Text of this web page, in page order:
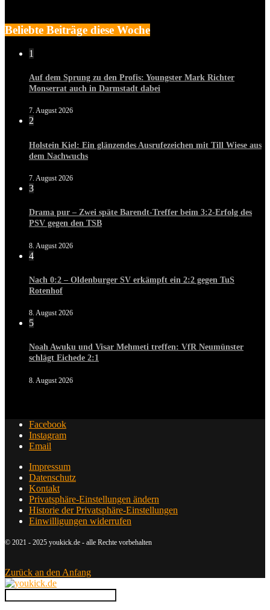
Beliebte Beiträge diese Woche
1
Auf dem Sprung zu den Profis: Youngster Mark Richter
Monserrat auch in Darmstadt dabei
7. August 2026
2
Holstein Kiel: Ein glänzendes Ausrufezeichen mit Till Wiese aus
dem Nachwuchs
7. August 2026
3
Drama pur – Zwei späte Barendt-Treffer beim 3:2-Erfolg des
PSV gegen den TSB
8. August 2026
4
Nach 0:2 – Oldenburger SV erkämpft ein 2:2 gegen TuS
Rotenhof
8. August 2026
5
Noah Awuku und Visar Mehmeti treffen: VfR Neumünster
schlägt Eichede 2:1
8. August 2026
Facebook
Instagram
Email
Impressum
Datenschutz
Kontakt
Privatsphäre-Einstellungen ändern
Historie der Privatsphäre-Einstellungen
Einwilligungen widerrufen
© 2021 - 2025 youkick.de - alle Rechte vorbehalten
Zurück an den Anfang